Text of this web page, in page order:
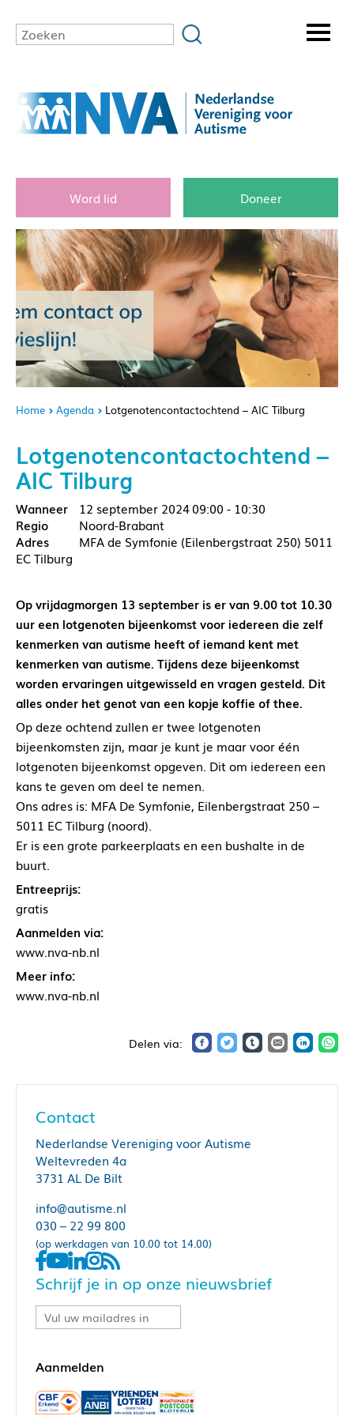
Word lid Doneer
Home Agenda Lotgenotencontactochtend – AIC Tilburg
Lotgenotencontactochtend –
AIC Tilburg
12 september 202409:00 - 10:30
Noord-Brabant
MFA de Symfonie (Eilenbergstraat 250) 5011
EC Tilburg
Op vrijdagmorgen 13 september is er van 9.00 tot 10.30
uur een lotgenoten bijeenkomst voor iedereen die zelf
kenmerken van autisme heeft of iemand kent met
kenmerken van autisme. Tijdens deze bijeenkomst
worden ervaringen uitgewisseld en vragen gesteld. Dit
alles onder het genot van een kopje koffie of thee.
Op deze ochtend zullen er twee lotgenoten
bijeenkomsten zijn, maar je kunt je maar voor één
lotgenoten bijeenkomst opgeven. Dit om iedereen een
kans te geven om deel te nemen.
Ons adres is: MFA De Symfonie, Eilenbergstraat 250 –
5011 EC Tilburg (noord).
Er is een grote parkeerplaats en een bushalte in de
buurt.
Entreeprijs:
gratis
Aanmelden via:
www.nva-nb.nl
Meer info:
www.nva-nb.nl
Contact
Nederlandse Vereniging voor Autisme
Weltevreden 4a
3731 AL De Bilt
info@autisme.nl
030 – 22 99 800
(op werkdagen van 10.00 tot 14.00)
Schrijf je in op onze nieuwsbrief